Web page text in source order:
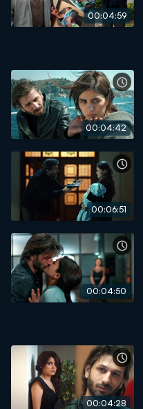
00:04:59
00:04:42
00:06:51
00:04:50
00:04:28